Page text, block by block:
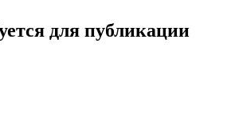
для публикации